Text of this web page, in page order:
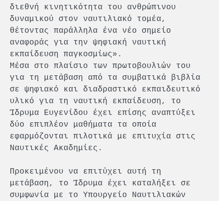
διεθνή κινητικότητα του ανθρώπινου
δυναμικού στον ναυτιλιακό τομέα,
θέτοντας παράλληλα ένα νέο σημείο
αναφοράς για την ψηφιακή ναυτική
εκπαίδευση παγκοσμίως».
Μέσα στο πλαίσιο των πρωτοβουλιών του
για τη μετάβαση από τα συμβατικά βιβλία
σε ψηφιακό και διαδραστικό εκπαιδευτικό
υλικό για τη ναυτική εκπαίδευση, το
Ίδρυμα Ευγενίδου έχει επίσης αναπτύξει
δύο επιπλέον μαθήματα τα οποία
εφαρμόζονται πιλοτικά με επιτυχία στις
Ναυτικές Ακαδημίες.
Προκειμένου να επιτύχει αυτή τη
μετάβαση, το Ίδρυμα έχει καταλήξει σε
συμφωνία με το Υπουργείο Ναυτιλιακών